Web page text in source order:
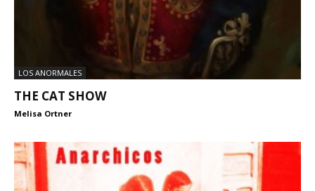
LOS ANORMALES
THE CAT SHOW
Melisa Ortner